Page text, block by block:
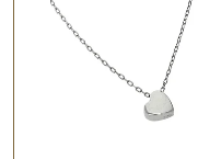
Nejprodávanější